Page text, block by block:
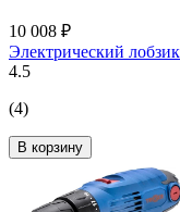
10 008 ₽
Электрический
4.5
(4)
В корзину